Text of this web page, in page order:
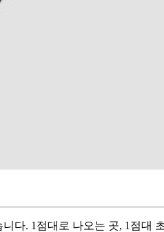
다. 1점대로 나오는 곳, 1점대